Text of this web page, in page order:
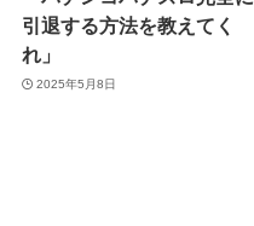
引退する方法を教えてく
れ」
2025年5月8日